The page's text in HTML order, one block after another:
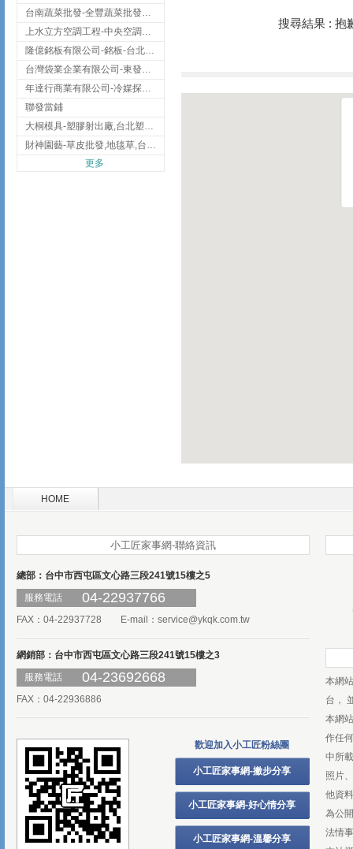
台南蔬菜批發-全豐蔬菜批發專送/台南蔬菜箱宅配到府
上水立方空調工程-中央空調規劃,台北中央空調規劃
隆億銘板有限公司-銘板-台北銘板-板橋銘板
台灣袋業企業有限公司-東發企業社/台中太空袋/太空包
年達行商業有限公司-冷媒探漏儀,壓力錶組,真空泵浦,台北冷凍空調材料
聯發當鋪
大桐模具-塑膠射出廠,台北塑膠射出廠
財神園藝-草皮批發,地毯草,台北草,彰化地毯草,彰化台北草
更多
搜尋結果 : 抱
HOME
小工匠家事網-聯絡資訊
總部：台中市西屯區文心路三段241號15樓之5
服務電話
04-22937766
FAX：04-22937728 E-mail： service@ykqk.com.tw
網銷部：台中市西屯區文心路三段241號15樓之3
服務電話
04-23692668
FAX：04-22936886
歡迎加入小工匠粉絲團
小工匠家事網-撇步分享
小工匠家事網-好心情分享
小工匠家事網-溫馨分享
本網
台，
本網
作任
中所
照片
他資
為公
法情